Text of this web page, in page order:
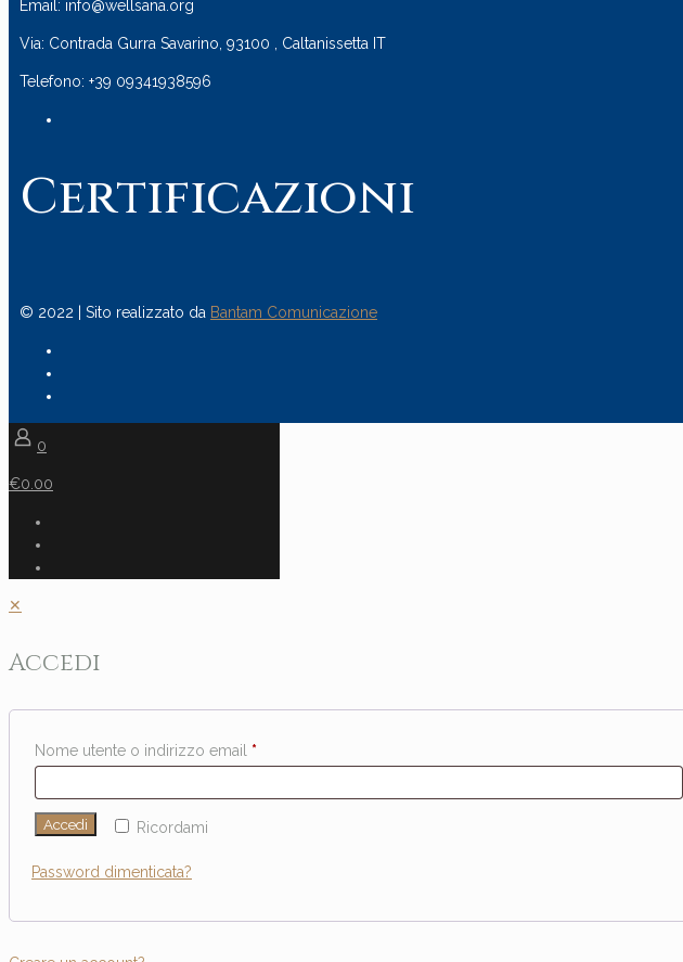
Email: info@wellsana.org
Via: Contrada Gurra Savarino, 93100 , Caltanissetta IT
Telefono: +39 09341938596
Certificazioni
© 2022 | Sito realizzato da Bantam Comunicazione
0
€0.00
✕
Accedi
Nome utente o indirizzo email *
Ricordami
Accedi
Password dimenticata?